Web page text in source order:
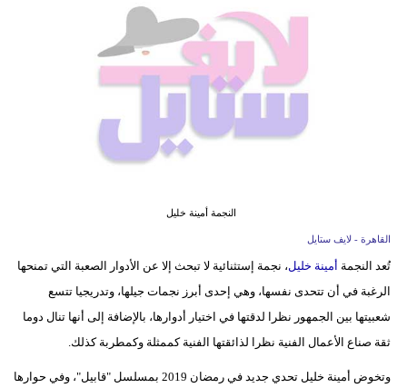
النجمة أمينة خليل
القاهرة - لايف ستايل
تُعد النجمة أمينة خليل، نجمة إستثنائية لا تبحث إلا عن الأدوار الصعبة التي تمنحها
الرغبة في أن تتحدى نفسها، وهي إحدى أبرز نجمات جيلها، وتدريجيا تتسع
شعبيتها بين الجمهور نظرا لدقتها في اختيار أدوارها، بالإضافة إلى أنها تنال دوما
ثقة صناع الأعمال الفنية نظرا لذائقتها الفنية كممثلة وكمطربة كذلك.
وتخوض أمينة خليل تحدي جديد في رمضان 2019 بمسلسل "قابيل"، وفي حوارها